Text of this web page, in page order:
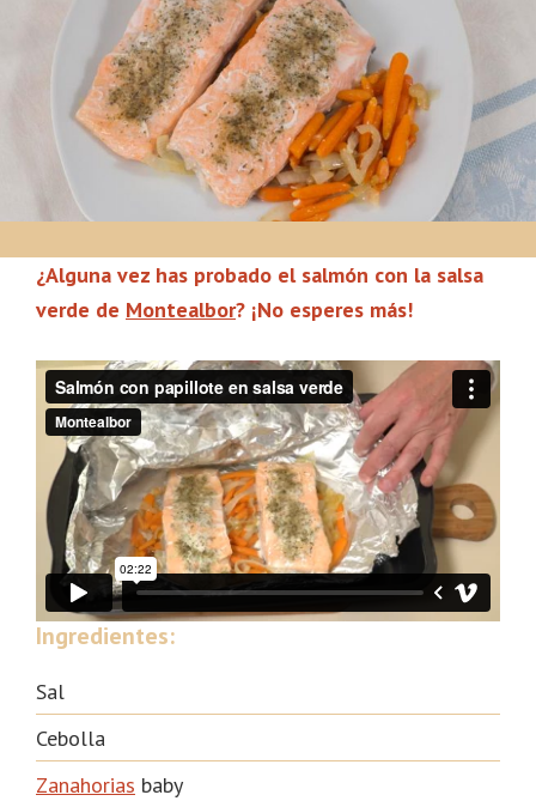
¿Alguna vez has probado el salmón con la salsa
verde de Montealbor? ¡No esperes más!
Ingredientes:
Sal
Cebolla
Zanahorias baby